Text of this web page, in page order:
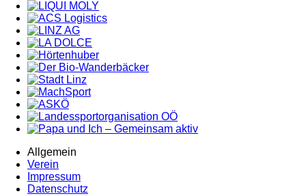
Allgemein
Verein
Impressum
Datenschutz